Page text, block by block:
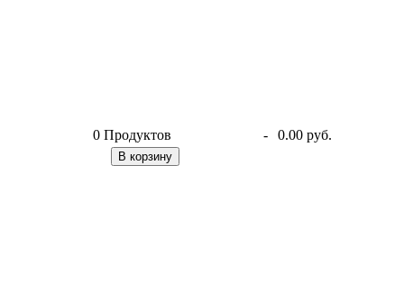
0 Продуктов - 0.00 руб.
В корзину